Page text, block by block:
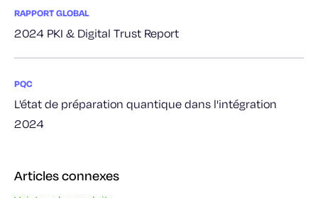
RAPPORT GLOBAL
2024 PKI & Digital Trust Report
PQC
L'état de préparation quantique dans l'intégration
2024
Articles connexes